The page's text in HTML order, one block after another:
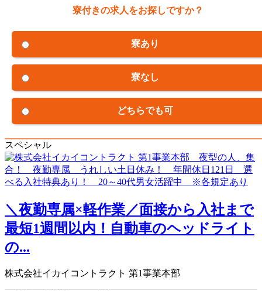
寮付きの求人をお探しですか？
寮あり
寮なし
どちらでも可
スペシャル
＼夜勤専属×軽作業／面接から入社まで
最短1週間以内！自動車のヘッドライト
の...
株式会社イカイコントラクト 第1事業本部